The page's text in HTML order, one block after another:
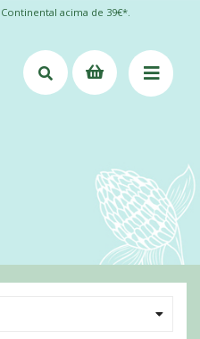
acima de 39€*.